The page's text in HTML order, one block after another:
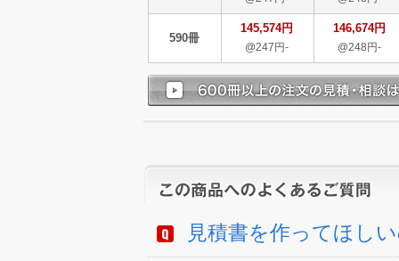
590冊
145,574円
@247円-
146,674円
@248円-
見積書を作ってほし